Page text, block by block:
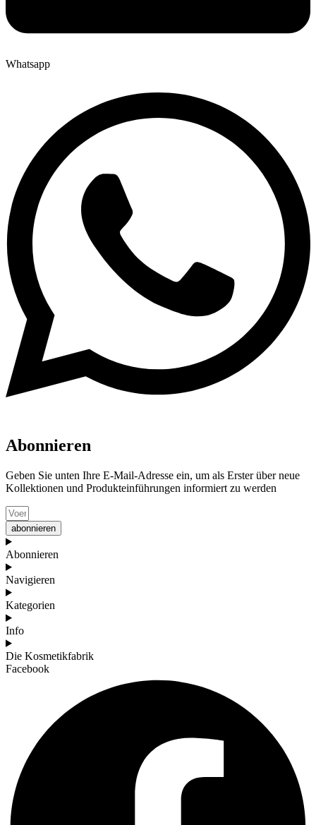
Whatsapp
Abonnieren
Geben Sie unten Ihre E-Mail-Adresse ein, um als Erster über neue
Kollektionen und Produkteinführungen informiert zu werden
abonnieren
Abonnieren
Navigieren
Kategorien
Info
Die Kosmetikfabrik
Facebook